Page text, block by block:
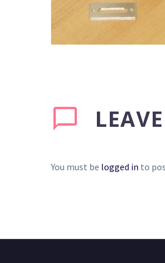
LEAVE
You must be logged in to